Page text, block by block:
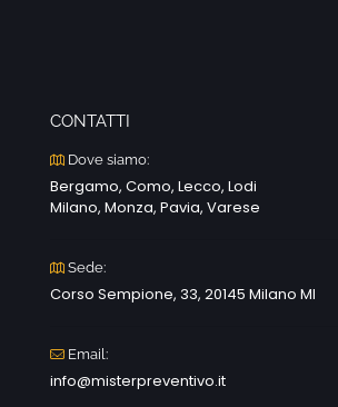
CONTATTI
Dove siamo:
Bergamo, Como, Lecco, Lodi
Milano, Monza, Pavia, Varese
Sede:
Corso Sempione, 33, 20145 Milano MI
Email:
info@misterpreventivo.it